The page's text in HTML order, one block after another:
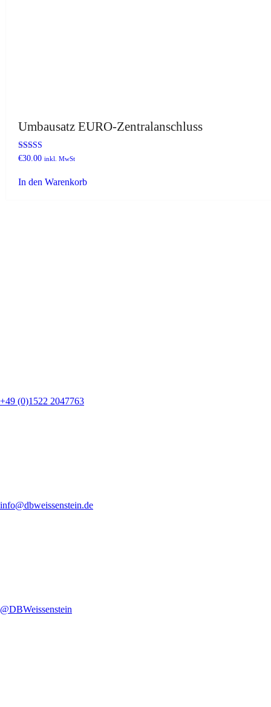
Umbausatz EURO-Zentralanschluss
Bewertet mit
€30.00 inkl. MwSt
In den Warenkorb
+49 (0)1522 2047763
info@dbweissenstein.de
@DBWeissenstein